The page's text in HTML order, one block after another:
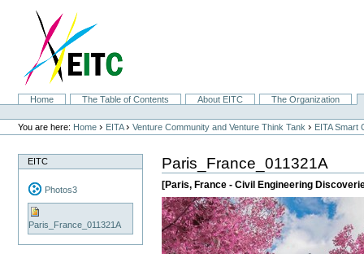
navigation
SectionsHome The Table of Contents About EITC
The Organization
Personal
tools
You are here: Home › EITA ›Venture Community and Venture Think Tank › EITA Smart
EITC
Photos3
Paris_France_011321A
Paris_France_011321A
[Paris, France - Civil Engineering